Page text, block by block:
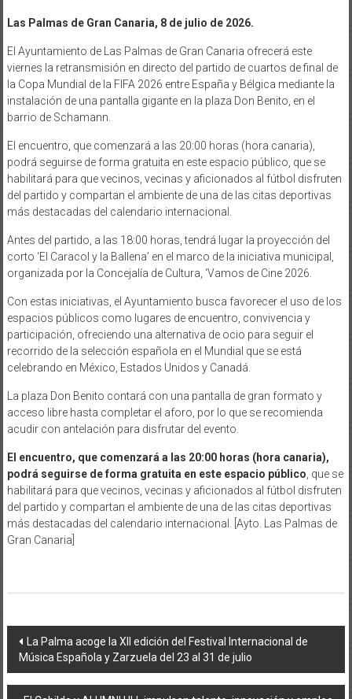
Las Palmas de Gran Canaria, 8 de julio de 2026.
El Ayuntamiento de Las Palmas de Gran Canaria ofrecerá este
viernes la retransmisión en directo del partido de cuartos de final de
la Copa Mundial de la FIFA 2026 entre España y Bélgica mediante la
instalación de una pantalla gigante en la plaza Don Benito, en el
barrio de Schamann.
El encuentro, que comenzará a las 20:00 horas (hora canaria),
podrá seguirse de forma gratuita en este espacio público, que se
habilitará para que vecinos, vecinas y aficionados al fútbol disfruten
del partido y compartan el ambiente de una de las citas deportivas
más destacadas del calendario internacional.
Antes del partido, a las 18:00 horas, tendrá lugar la proyección del
corto ‘El Caracol y la Ballena’ en el marco de la iniciativa municipal,
organizada por la Concejalía de Cultura, ‘Vamos de Cine 2026.
Con estas iniciativas, el Ayuntamiento busca favorecer el uso de los
espacios públicos como lugares de encuentro, convivencia y
participación, ofreciendo una alternativa de ocio para seguir el
recorrido de la selección española en el Mundial que se está
celebrando en México, Estados Unidos y Canadá.
La plaza Don Benito contará con una pantalla de gran formato y
acceso libre hasta completar el aforo, por lo que se recomienda
acudir con antelación para disfrutar del evento.
El encuentro, que comenzará a las 20:00 horas (hora canaria),
podrá seguirse de forma gratuita en este espacio público , que se
habilitará para que vecinos, vecinas y aficionados al fútbol disfruten
del partido y compartan el ambiente de una de las citas deportivas
más destacadas del calendario internacional. [Ayto. Las Palmas de
Gran Canaria]
Navegación
de
La Palma acoge la XII edición del Festival Internacional de
Música Española y Zarzuela del 23 al 31 de julio